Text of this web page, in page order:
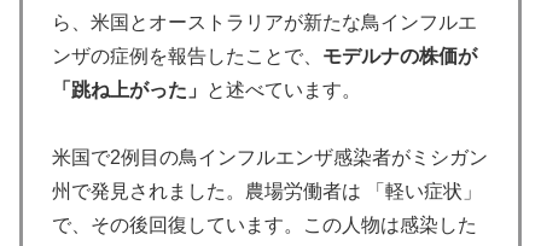
ら、米国とオーストラリアが新たな鳥インフルエ
ンザの症例を報告したことで、 モデルナの株価が
「跳ね上がった」
と述べています。
米国で2例目の鳥インフルエンザ感染者がミシガン
州で発見されました。農場労働者は 「軽い症状」
で、その後回復しています。この人物は感染した